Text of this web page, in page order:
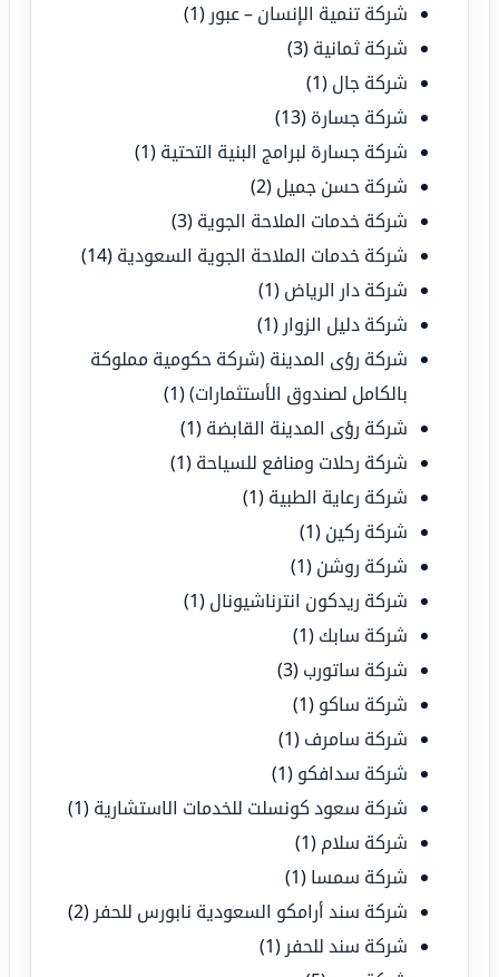
شركة تنمية الإنسان – عبور (1)
شركة ثمانية (3)
شركة جال (1)
شركة جسارة (13)
شركة جسارة لبرامج البنية التحتية (1)
شركة حسن جميل (2)
شركة خدمات الملاحة الجوية (3)
شركة خدمات الملاحة الجوية السعودية (14)
شركة دار الرياض (1)
شركة دليل الزوار (1)
شركة رؤى المدينة (شركة حكومية مملوكة
بالكامل لصندوق الأستثمارات)(1)
شركة رؤى المدينة القابضة (1)
شركة رحلات ومنافع للسياحة (1)
شركة رعاية الطبية (1)
شركة ركين (1)
شركة روشن (1)
شركة ريدكون انترناشيونال (1)
شركة سابك (1)
شركة ساتورب (3)
شركة ساكو (1)
شركة سامرف (1)
شركة سدافكو (1)
شركة سعود كونسلت للخدمات الاستشارية (1)
شركة سلام (1)
شركة سمسا (1)
شركة سند أرامكو السعودية نابورس للحفر (2)
شركة سند للحفر (1)